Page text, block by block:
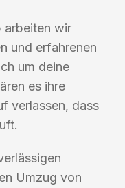
arbeiten wir
und erfahrenen
um deine
es ihre
verlassen, dass
Umzug von